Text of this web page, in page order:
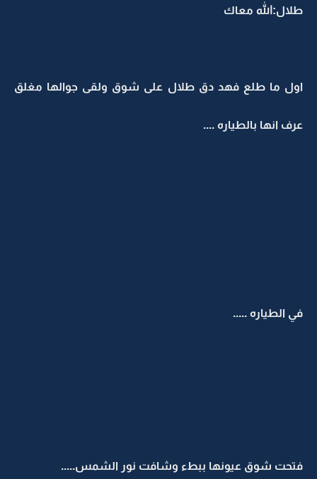
طلال:الله معاك
اول ما طلع فهد دق طلال على شوق ولقى جوالها مغلق
عرف انها بالطياره ....
في الطياره .....
فتحت شوق عيونها ببطء وشافت نور الشمس.....